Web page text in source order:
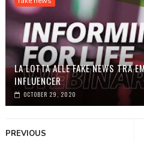
LA LOTTA ALLE FAKE NEWS TRA
INFLUENCER
OCTOBER 29, 2020
PREVIOUS